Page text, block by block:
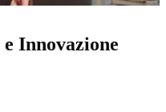
Innovazione